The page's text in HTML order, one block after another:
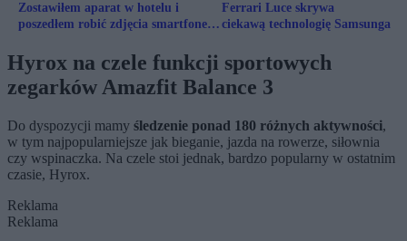
Zostawiłem aparat w hotelu i
poszedłem robić zdjęcia smartfonem.
Ferrari Luce skrywa
ciekawą technologię Samsunga
Hyrox na czele funkcji sportowych
zegarków Amazfit Balance 3
Do dyspozycji mamy śledzenie ponad 180 różnych aktywności,
w tym najpopularniejsze jak bieganie, jazda na rowerze, siłownia
czy wspinaczka. Na czele stoi jednak, bardzo popularny w ostatnim
czasie, Hyrox.
Reklama
Reklama